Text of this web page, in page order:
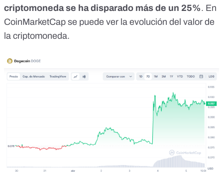
criptomonedase ha disparado más de un 25%. En
CoinMarketCap se puede ver la evolución del valor de
la criptomoneda.